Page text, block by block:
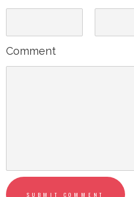
Comment
SUBMIT COMMENT